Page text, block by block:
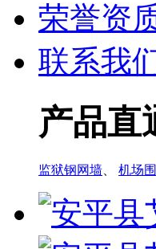
荣誉资
联系我
产品直
监狱钢网墙 机场